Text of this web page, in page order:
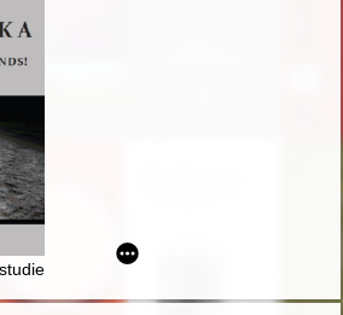
at the site of the extermination